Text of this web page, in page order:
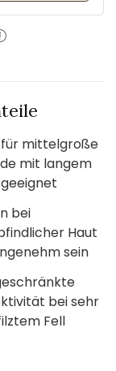
für mittelgroße
mit langem
bei
Haut
sein
bei sehr
Fell